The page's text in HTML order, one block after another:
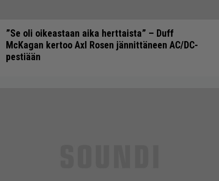
”Se oli oikeastaan aika herttaista” – Duff
McKagan kertoo Axl Rosen jännittäneen AC/DC-
pestiään